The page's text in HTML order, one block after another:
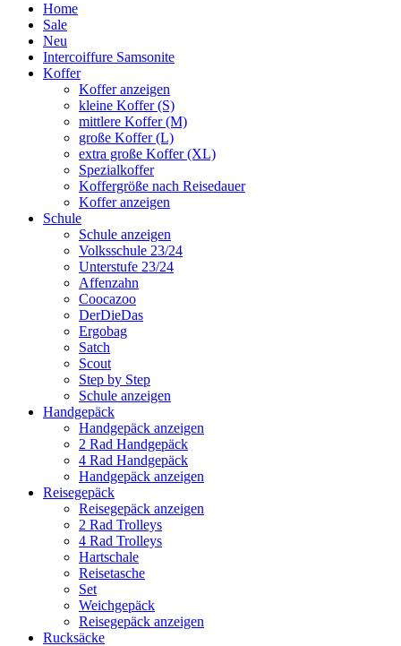
Home
Sale
Neu
Intercoiffure Samsonite
Koffer
Koffer anzeigen
kleine Koffer (S)
mittlere Koffer (M)
große Koffer (L)
extra große Koffer (XL)
Spezialkoffer
Koffergröße nach Reisedauer
Koffer anzeigen
Schule
Schule anzeigen
Volksschule 23/24
Unterstufe 23/24
Affenzahn
Coocazoo
DerDieDas
Ergobag
Satch
Scout
Step by Step
Schule anzeigen
Handgepäck
Handgepäck anzeigen
2 Rad Handgepäck
4 Rad Handgepäck
Handgepäck anzeigen
Reisegepäck
Reisegepäck anzeigen
2 Rad Trolleys
4 Rad Trolleys
Hartschale
Reisetasche
Set
Weichgepäck
Reisegepäck anzeigen
Rucksäcke